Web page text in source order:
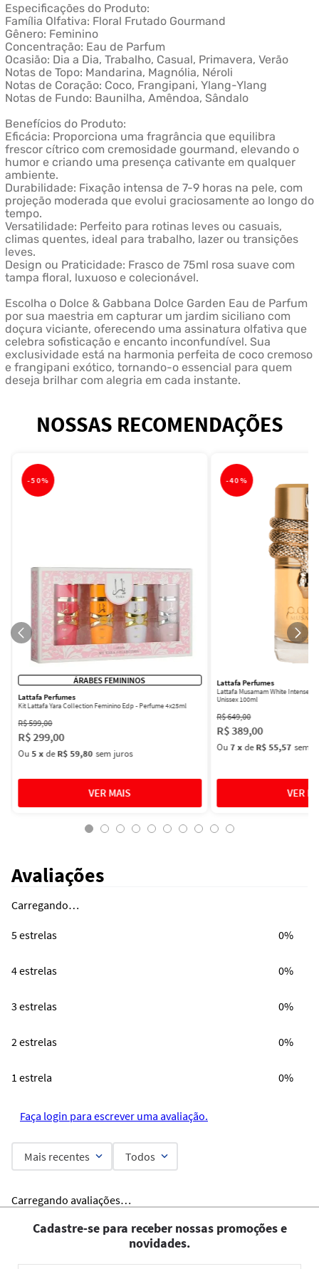
Especificações do Produto:
Família Olfativa: Floral Frutado Gourmand
Gênero: Feminino
Concentração: Eau de Parfum
Ocasião: Dia a Dia, Trabalho, Casual, Primavera, Verão
Notas de Topo: Mandarina, Magnólia, Néroli
Notas de Coração: Coco, Frangipani, Ylang-Ylang
Notas de Fundo: Baunilha, Amêndoa, Sândalo
Benefícios do Produto:
Eficácia: Proporciona uma fragrância que equilibra
frescor cítrico com cremosidade gourmand, elevando o
humor e criando uma presença cativante em qualquer
ambiente.
Durabilidade: Fixação intensa de 7-9 horas na pele, com
projeção moderada que evolui graciosamente ao longo do
tempo.
Versatilidade: Perfeito para rotinas leves ou casuais,
climas quentes, ideal para trabalho, lazer ou transições
leves.
Design ou Praticidade: Frasco de 75ml rosa suave com
tampa floral, luxuoso e colecionável.
Escolha o Dolce & Gabbana Dolce Garden Eau de Parfum
por sua maestria em capturar um jardim siciliano com
doçura viciante, oferecendo uma assinatura olfativa que
celebra sofisticação e encanto inconfundível. Sua
exclusividade está na harmonia perfeita de coco cremoso
e frangipani exótico, tornando-o essencial para quem
deseja brilhar com alegria em cada instante.
NOSSAS RECOMENDAÇÕES
-50%
ÁRABES FEMININOS
Lattafa Perfumes
Kit Lattafa Yara Collection Feminino Edp - Perfume 4x25ml
R$599,00
R$ 299,00
Ou5 xdeR$ 59,80 sem juros
-40%
Lattafa Perfumes
Lattafa Musamam White Intense
Unissex 100ml
R$649,00
R$389,00
Ou7xdeR$ 55,57 sem
Avaliações
Carregando…
5 estrelas 0%
4 estrelas 0%
3 estrelas 0%
2 estrelas 0%
1 estrela 0%
Faça login para escrever uma avaliação.
Mais recentes Todos
Carregando avaliações…
Cadastre-se para receber nossas promoções e
novidades.